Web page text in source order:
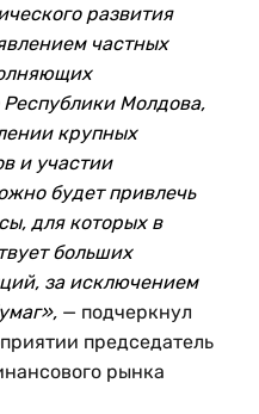
развития
частных
Молдова,
крупных
и участии
будет привлечь
для которых в
больших
за исключением
— подчеркнул
председатель
рынка